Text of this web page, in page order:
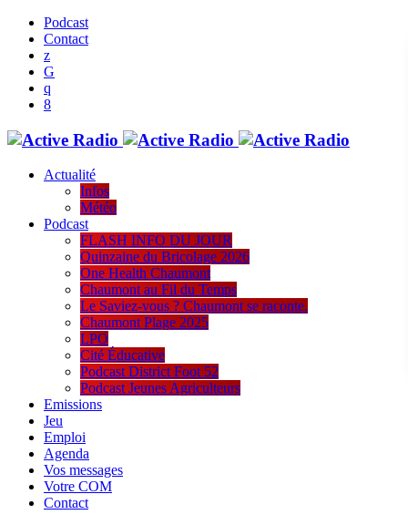
Podcast
Contact
Actualité
Infos
Météo
Podcast
FLASH INFO DU JOUR
Quinzaine du Bricolage 2026
One Health Chaumont
Chaumont au Fil du Temps
Le Saviez-vous ? Chaumont se raconte.
Chaumont Plage 2025
LPO
Cité Éducative
Podcast District Foot 52
Podcast Jeunes Agriculteurs
Emissions
Jeu
Emploi
Agenda
Vos messages
Votre COM
Contact